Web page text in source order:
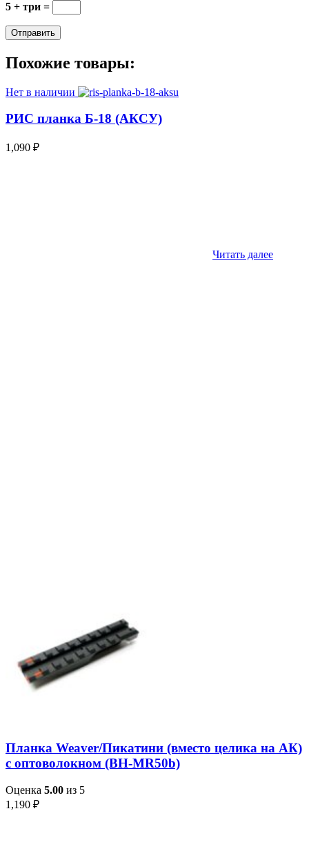
5 + три =
Похожие товары:
Нет в наличии
РИС планка Б-18 (АКСУ)
1,090 ₽
Читать далее
Планка Weaver/Пикатини (вместо целика на АК)
с оптоволокном (BH-MR50b)
Оценка 5.00 из 5
1,190 ₽